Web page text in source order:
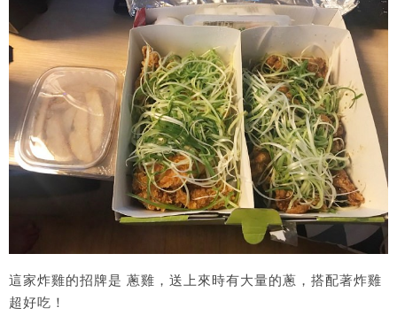
這家炸雞的招牌是 蔥雞，送上來時有大量的蔥，搭配著炸雞
超好吃！